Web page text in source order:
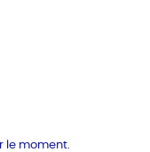
le moment.